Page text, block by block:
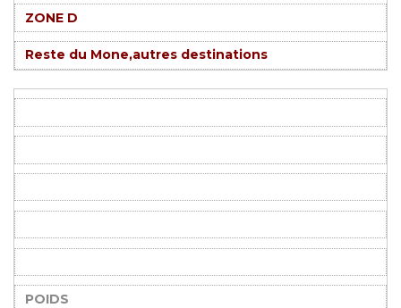
ZONE D
Reste du Mone,autres destinations
POIDS